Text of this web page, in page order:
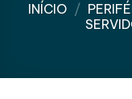
INÍCIO /